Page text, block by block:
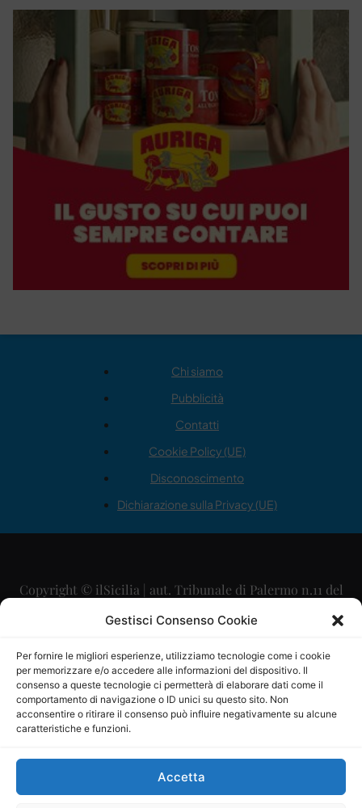
Gestisci Consenso Cookie
Per fornire le migliori esperienze, utilizziamo tecnologie come i cookie
per memorizzare e/o accedere alle informazioni del dispositivo. Il
consenso a queste tecnologie ci permetterà di elaborare dati come il
comportamento di navigazione o ID unici su questo sito. Non
acconsentire o ritirare il consenso può influire negativamente su alcune
caratteristiche e funzioni.
Accetta
Chi siamo
Pubblicità
Contatti
Cookie Policy (UE)
Disconoscimento
Dichiarazione sulla Privacy (UE)
Copyright © ilSicilia | aut. Tribunale di Palermo n.11 del
29/09/2015
Direttore Editoriale: Maurizio Scaglione
Direttore Responsabile: Maria Calabrese
P.IVA: 06334930820
Mercurio Comunicazione Società Cooperativa a r.l. è